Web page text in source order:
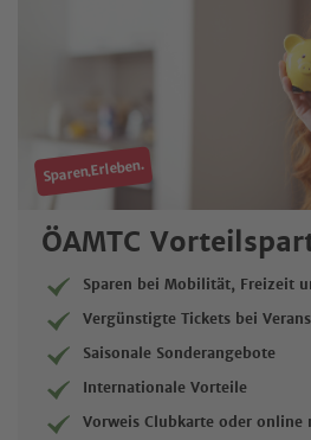
Sparen.Erleben.
ÖAMTC
Sparen bei Mobilität, Freizeit
Vergünstigte Tickets bei
Saisonale Sonderangebote
Internationale Vorteile
Vorweis Clubkarte oder online